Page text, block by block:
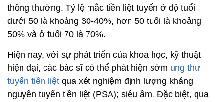
thông thường. Tỷ lệ mắc tiền liệt tuyến ở độ tuổi
dưới 50 là khoảng 30-40%, hơn 50 tuổi là khoảng
50% và ở tuổi 70 là 70%.
Hiện nay, với sự phát triển của khoa học, kỹ thuật
hiện đại, các bác sĩ có thể phát hiện sớm ung thư
tuyến tiền liệt qua xét nghiệm định lượng kháng
nguyên tuyến tiền liệt (PSA); siêu âm. Đặc biệt, qua